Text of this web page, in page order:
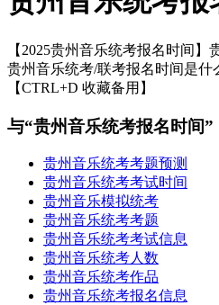
【2025贵州音乐统考报名时间】
贵州音乐统考/联考报名时间是什
【CTRL+D 收藏备用】
与“贵州音乐统考报名时间”
贵州音乐统考考题预测
贵州音乐统考考试时间
贵州音乐模拟统考
贵州音乐统考考题
贵州音乐统考考试信息
贵州音乐统考人数
贵州音乐统考作品
贵州音乐统考报名信息